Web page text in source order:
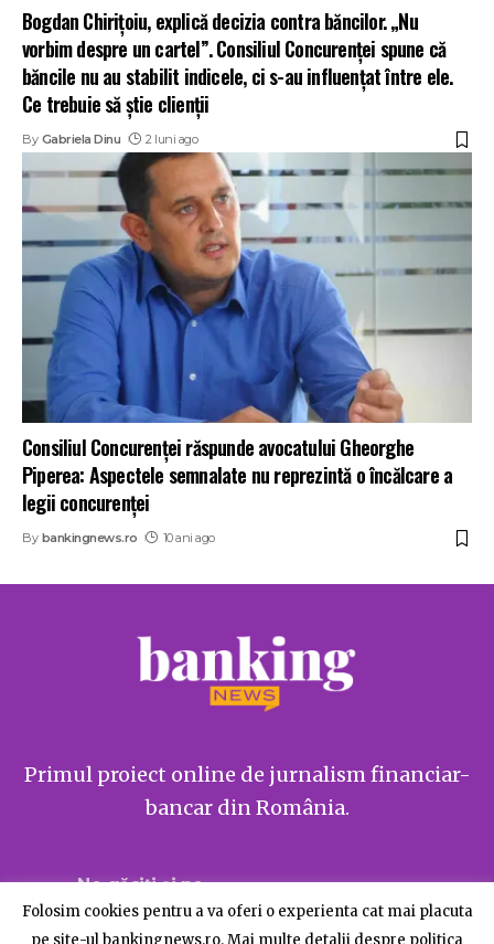
Bogdan Chirițoiu, explică decizia contra băncilor. „Nu
vorbim despre un cartel”. Consiliul Concurenței spune că
băncile nu au stabilit indicele, ci s-au influențat între ele.
Ce trebuie să știe clienții
By Gabriela Dinu 2 luni ago
Consiliul Concurenței răspunde avocatului Gheorghe
Piperea: Aspectele semnalate nu reprezintă o încălcare a
legii concurenței
By bankingnews.ro 10 ani ago
Primul proiect online de jurnalism financiar-
bancar din România.
Ne găsiți și pe
Folosim cookies pentru a va oferi o experienta cat mai placuta